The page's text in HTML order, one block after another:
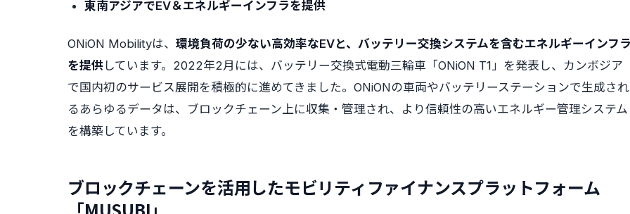
東南アジアでEV＆エネルギーインフラを提供
ONiON Mobilityは、 環境負荷の少ない高効率なEVと、バッテリー交換システムを含むエネルギーインフ
を提供 しています。2022年2月には、バッテリー交換式電動三輪車「ONiON T1」を発表し、カンボジア
で国内初のサービス展開を積極的に進めてきました。ONiONの車両やバッテリーステーションで生成され
るあらゆるデータは、ブロックチェーン上に収集・管理され、より信頼性の高いエネルギー管理システム
を構築しています。
ブロックチェーンを活用したモビリティファイナンスプラットフォーム